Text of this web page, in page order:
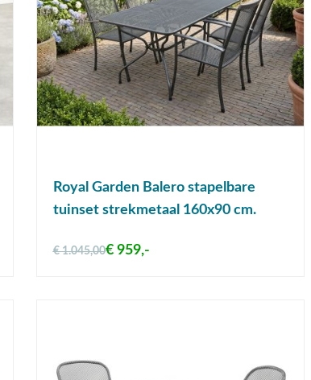
Royal Garden Balero stapelbare
tuinset strekmetaal 160x90 cm.
€ 1.045,00€ 959,-